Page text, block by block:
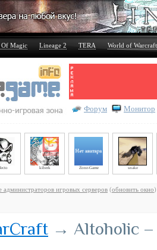
Of Magic Lineage 2 TERA World of Warcraft
Форум Монитор
kiberk Zone-Game snake
администраторов игровых серверов (обновить окно)
→ Altoholic –